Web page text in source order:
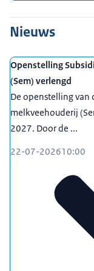
Nieuws
Openstelling
(Sem) verlengd
De openstelling van
melkveehouderij
2027. Door de ...
22-07-202610:00